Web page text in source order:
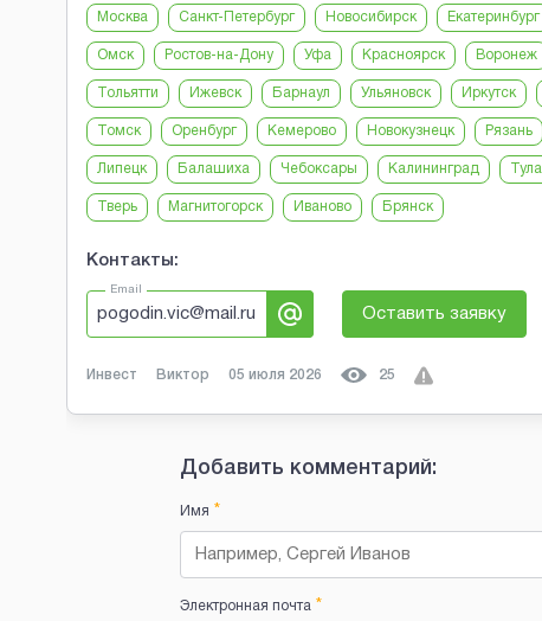
Москва Санкт-Петербург Новосибирск Екатеринбург
Омск Ростов-на-Дону Уфа Красноярск Воронеж
Тольятти Ижевск Барнаул Ульяновск Иркутск
Томск Оренбург Кемерово Новокузнецк Рязань
Липецк Балашиха Чебоксары Калининград Тула
Тверь Магнитогорск Иваново Брянск
Контакты:
Email
pogodin.vic@mail.ru Оставить заявку
Инвест Виктор 05 июля 2026 25
Добавить комментарий:
Имя *
Электронная почта*